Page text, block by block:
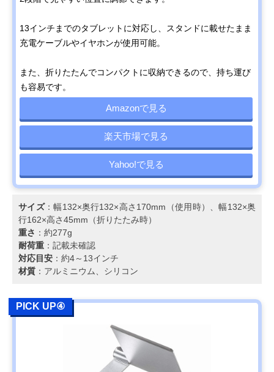
13インチまでのタブレットに対応し、スタンドに載せたまま
充電ケーブルやイヤホンが使用可能。
また、折りたたんでコンパクトに収納できるので、持ち運び
も容易です。
Amazonで見る
楽天市場で見る
Yahoo!で見る
サイズ：幅132×奥行132×高さ170mm（使用時）、幅132×奥
行162×高さ45mm（折りたたみ時）
重さ ：約277g
耐荷重 ：記載未確認
対応目安 ：約4～13インチ
材質 ：アルミニウム、シリコン
PICK UP④